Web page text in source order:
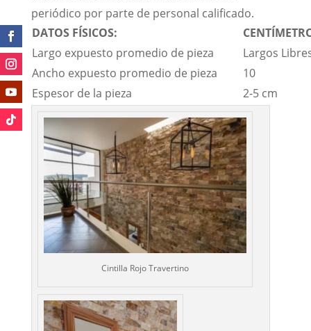
periódico por parte de personal calificado.
DATOS FÍSICOS:
Largo expuesto promedio de pieza
Largos
Ancho expuesto promedio de pieza
10
Espesor de la pieza
2-5 cm
Cintilla Rojo Travertino